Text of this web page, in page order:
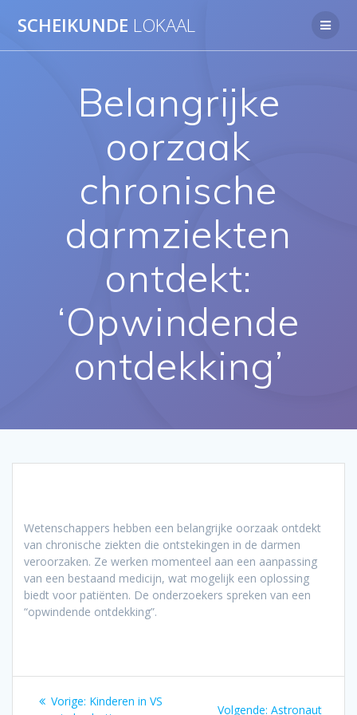
naar
SCHEIKUNDE LOKAAL
Belangrijke
oorzaak
chronische
darmziekten
ontdekt:
‘Opwindende
ontdekking’
Wetenschappers hebben een belangrijke oorzaak ontdekt
van chronische ziekten die ontstekingen in de darmen
veroorzaken. Ze werken momenteel aan een aanpassing
van een bestaand medicijn, wat mogelijk een oplossing
biedt voor patiënten. De onderzoekers spreken van een
“opwindende ontdekking”.
Bericht
Vorige: Vorig
Kinderen in VS
Volgende: Volgend
Astronaut